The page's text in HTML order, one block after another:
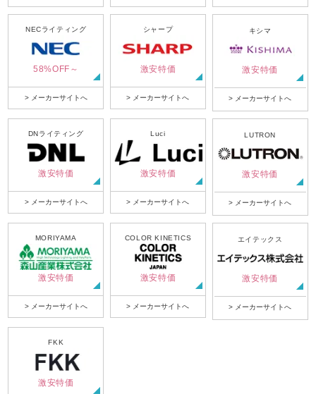
NECライティング
58%OFF～
> メーカーサイトへ
シャープ
激安特価
> メーカーサイトへ
キシマ
激安特価
> メーカーサイトへ
DNライティング
激安特価
> メーカーサイトへ
Luci
激安特価
> メーカーサイトへ
LUTRON
激安特価
> メーカーサイトへ
MORIYAMA
激安特価
> メーカーサイトへ
COLOR KINETICS
激安特価
> メーカーサイトへ
エイテックス
激安特価
> メーカーサイトへ
FKK
激安特価